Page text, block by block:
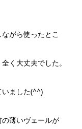
がら使ったとこ
く大丈夫でした。
いました(^^)
薄いヴェールが